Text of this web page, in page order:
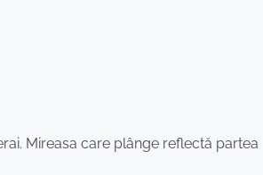
Mireasa care plânge reflectă partea